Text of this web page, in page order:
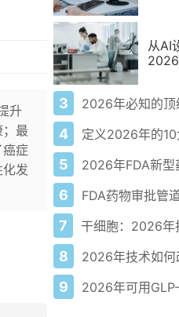
升
；最
癌症
发
从AI
3 2026年必知的顶
4
5 2026年FDA新型
6
7 干细胞：2026年
8
9